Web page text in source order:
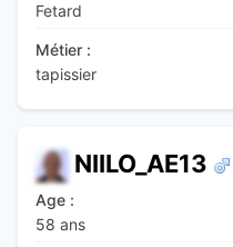
Fetard
Métier :
tapissier
NIILO_AE13
Age :
58 ans